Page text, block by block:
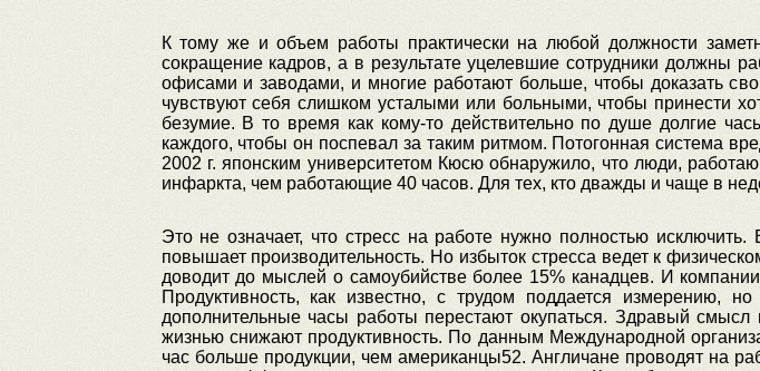
К тому же и объем работы практически на любой должности
сокращение кадров, а в результате уцелевшие сотрудники должны
офисами и заводами, и многие работают больше, чтобы доказать
чувствуют себя слишком усталыми или больными, чтобы принести
безумие. В то время как кому-то действительно по душе долгие
каждого, чтобы он поспевал за таким ритмом. Потогонная система
2002 г. японским университетом Кюсю обнаружило, что люди,
инфаркта, чем работающие 40 часов. Для тех, кто дважды и чаще в
Это не означает, что стресс на работе нужно полностью
повышает производительность. Но избыток стресса ведет к
доводит до мыслей о самоубийстве более 15% канадцев. И
Продуктивность, как известно, с трудом поддается измерению,
дополнительные часы работы перестают окупаться. Здравый смысл
жизнью снижают продуктивность. По данным Международной
час больше продукции, чем американцы52. Англичане проводят на